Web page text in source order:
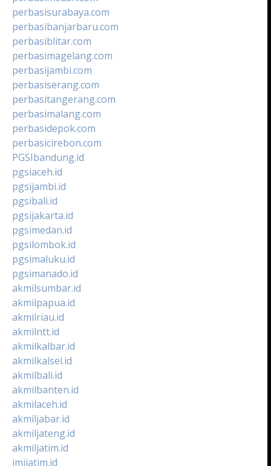
perbasisurabaya.com
perbasibanjarbaru.com
perbasiblitar.com
perbasimagelang.com
perbasijambi.com
perbasiserang.com
perbasitangerang.com
perbasimalang.com
perbasidepok.com
perbasicirebon.com
PGSIbandung.id
pgsiaceh.id
pgsijambi.id
pgsibali.id
pgsijakarta.id
pgsimedan.id
pgsilombok.id
pgsimaluku.id
pgsimanado.id
akmilsumbar.id
akmilpapua.id
akmilriau.id
akmilntt.id
akmilkalbar.id
akmilkalsel.id
akmilbali.id
akmilbanten.id
akmilaceh.id
akmiljabar.id
akmiljateng.id
akmiljatim.id
imijatim.id